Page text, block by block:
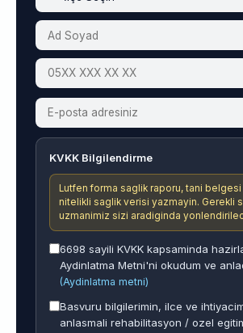
KVKK Bilgilendirme
Lutfen forma saglik raporu, tani
nitelikli saglik verisi yazmayin. Gerekli
uzmanimiz sizi aradiginda
6698 sayili KVKK kapsaminda
Aydinlatma Metni'ni okudum ve
(Aydinlatma metni)
Basvuru bilgilerimin, ilce ve
anlasmali rehabilitasyon / ozel